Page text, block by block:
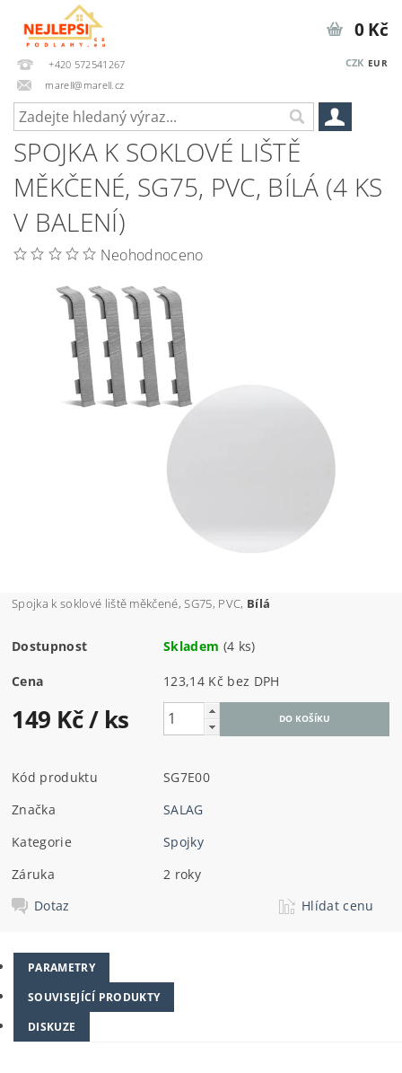
+420 572541267
marell@marell.cz
CZK EUR
0 Kč
SPOJKA K SOKLOVÉ LIŠTĚ
MĚKČENÉ, SG75, PVC, BÍLÁ (4 KS
V BALENÍ)
Neohodnoceno
Spojka k soklové liště měkčené, SG75, PVC, Bílá
Dostupnost Skladem (4 ks)
Cena 123,14 Kč bez DPH
149 Kč/ ks
Kód produktu
SG7E00
Značka
SALAG
Kategorie
Spojky
Záruka
2 roky
Dotaz
Hlídat cenu
PARAMETRY
SOUVISEJÍCÍ PRODUKTY
DISKUZE